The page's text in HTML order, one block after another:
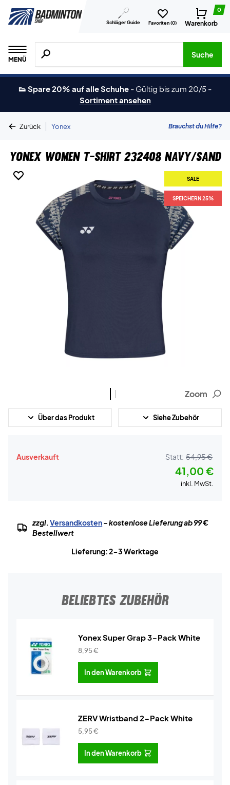
Schläger Guide Favoriten (0)
0
Warenkorb
MENÜ
Suche nach Produkten, Marken usw.
Suche
👟 Spare 20% auf alle Schuhe - Gültig bis zum 20/5 -
Sortiment ansehen
Zurück | Yonex Brauchst du Hilfe?
Yonex Women T-shirt 232408 Navy/Sand
SALE
SPEICHERN 25%
SALE
SPEICHERN 25%
Zoom
Über das Produkt Siehe Zubehör
Ausverkauft Statt: 54,95 €
41,00 €
inkl. MwSt.
zzgl.Versandkosten– kostenlose Lieferung ab 99 €
Bestellwert
Lieferung: 2-3 Werktage
BELIEBTES ZUBEHÖR
Yonex Super Grap 3-Pack White
8,95€
In den Warenkorb
ZERV Wristband 2-Pack White
5,95€
In den Warenkorb